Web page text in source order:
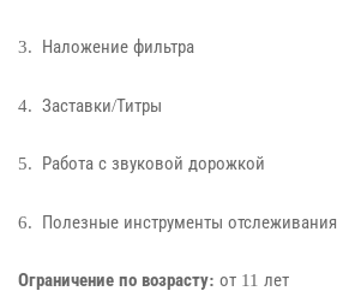
3. Наложение фильтра
4. Заставки/Титры
5. Работа с звуковой дорожкой
6. Полезные инструменты отслеживания
Ограничение по возрасту: от 11 лет